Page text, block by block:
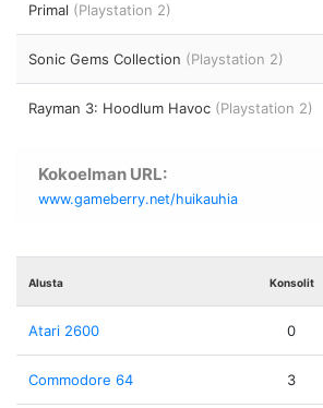
Primal (Playstation 2)
Sonic Gems Collection (Playstation 2)
Rayman 3: Hoodlum Havoc (Playstation 2)
Kokoelman URL:
www.gameberry.net/huikauhia
Alusta Konsolit
Atari 2600 0
Commodore 64 3